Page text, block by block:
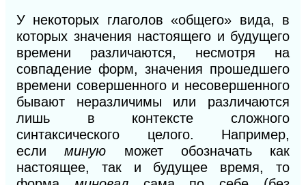
У некоторых глаголов «общего» вида, в
которых значения настоящего и будущего
времени различаются, несмотря на
совпадение форм, значения прошедшего
времени совершенного и несовершенного
бывают неразличимы или различаются
лишь в контексте сложного
синтаксического целого. Например,
еслиминую может обозначать как
настоящее, так и
будущее время, то